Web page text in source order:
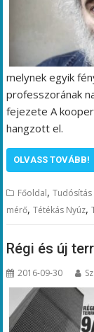
melynek egyik
professzorának
fejezete A
hangzott el.
OLVASS TOVÁBB!
Főoldal,Tudósítás
mérő,Tétékás Nyúz,
Régi és új
2016-09-30